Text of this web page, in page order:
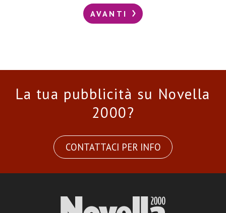
AVANTI
La tua pubblicità su Novella
2000?
CONTATTACI PER INFO